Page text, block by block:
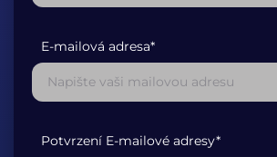
E-mailová adresa*
Potvrzení E-mailové adresy*